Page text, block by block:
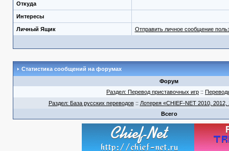
Откуда
Интересы
Личный Ящик Отправить личное сообщение
Статистика сообщений на форумах
Форум
Раздел: Перевод приставочных игр ::
Раздел: База русских переводов:: Лотерея «CHIEF-NET 2010, 2012,
Всего